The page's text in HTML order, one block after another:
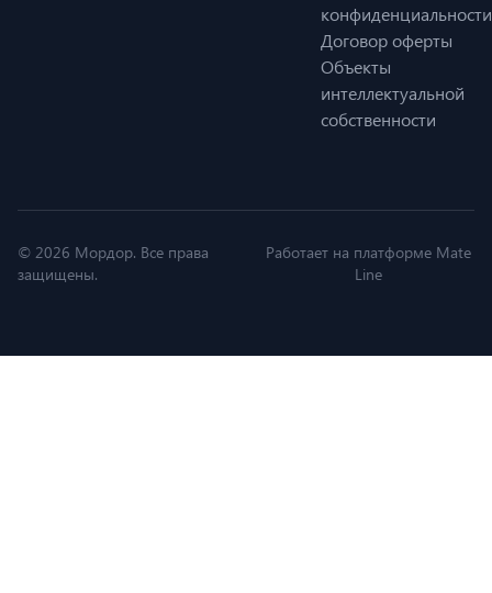
конфиденциальности
Договор оферты
Объекты
интеллектуальной
собственности
© 2026 Мордор. Все права
защищены.
Работает на платформе Mate
Line